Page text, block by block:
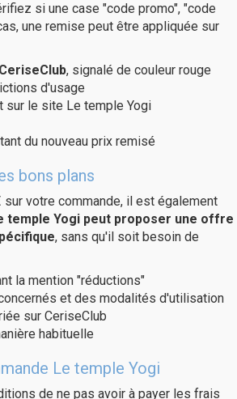
si une case "code promo", "code
une remise peut être appliquée sur
, signalé de couleur rouge
d'usage
sur le site Le temple Yogi
du nouveau prix remisé
bons plans
sur votre commande, il est également
temple Yogi peut proposer une offre
, sans qu'il soit besoin de
la mention "réductions"
et des modalités d'utilisation
sur CeriseClub
habituelle
Le temple Yogi
de ne pas avoir à payer les frais